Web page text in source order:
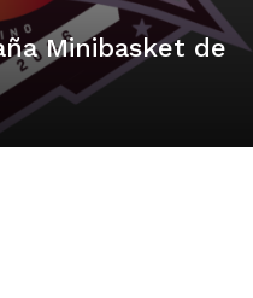
Minibasket de